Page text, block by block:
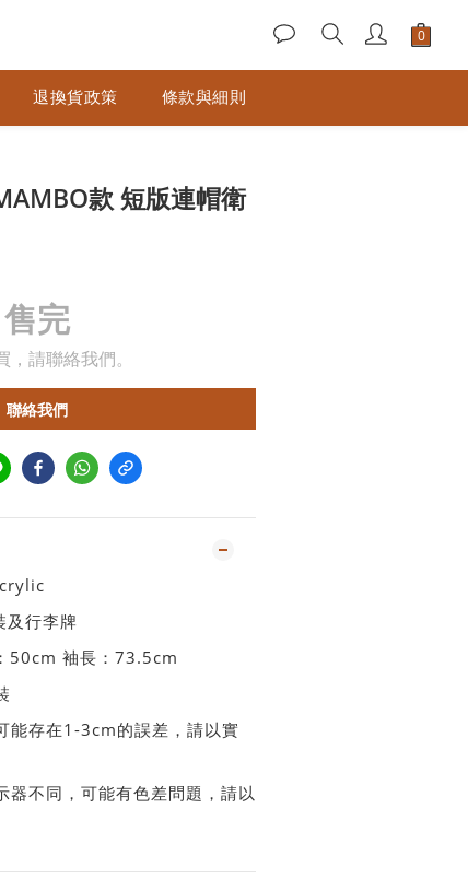
退換貨政策 條款與細則
款 短版連帽衛
售完
，請聯絡我們。
聯絡我們
行李牌
50cm 袖長：73.5cm
能存在1-3cm的誤差，請以實
不同，可能有色差問題，請以